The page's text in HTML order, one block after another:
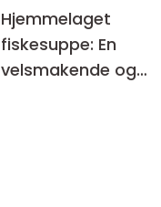
Hjemmelaget
fiskesuppe: En
velsmakende og